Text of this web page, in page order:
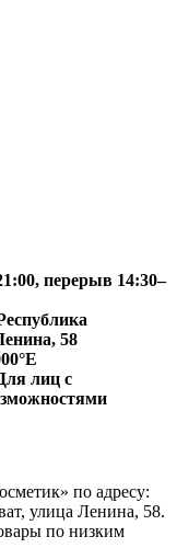
перерыв 14:30–
58
лиц с
по адресу:
улица Ленина, 58.
по низким